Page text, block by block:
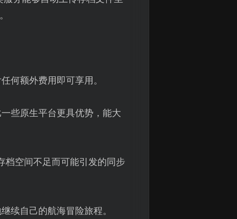
何额外费用即可享用。
些原生平台更具优势，能大
档空间不足而可能引发的同步
续自己的航海冒险旅程。